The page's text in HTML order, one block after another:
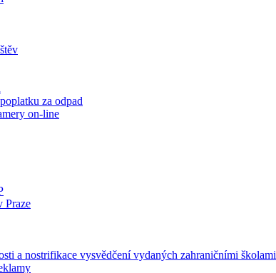
za odpad
on-line
Praze
a nostrifikace vysvědčení vydaných zahraničními školami